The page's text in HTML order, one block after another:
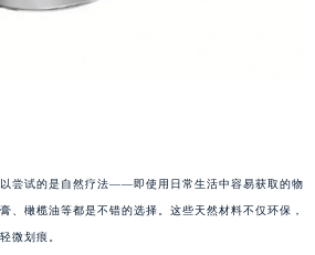
尝试的是自然疗法——即使用日常生活中容易获取的物
、橄榄油等都是不错的选择。这些天然材料不仅环保，
微划痕。